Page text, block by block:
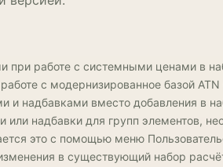
при работе с системными ценами в
с модернизированное базой
и надбавками вместо добавления в
или надбавки для групп элементов,
это с помощью меню
в существующий набор